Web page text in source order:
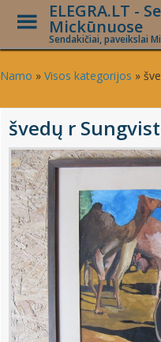
Skip
to
content
ELEGRA.LT -
Mickūnuose
Sendakičiai, paveikslai
Toggle
Menu
Namo » Visos kategorijos »
švedų r